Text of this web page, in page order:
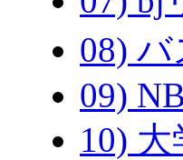
08)
09)
10) 大